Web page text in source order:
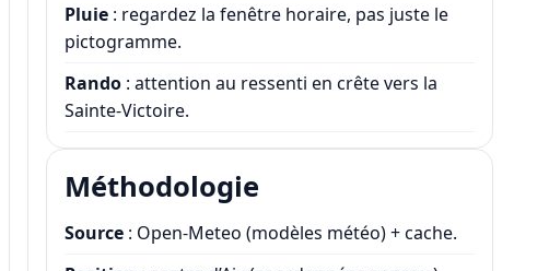
Pluie : regardez la fenêtre horaire, pas juste le
pictogramme.
Rando : attention au ressenti en crête vers la
Sainte-Victoire.
Méthodologie
Source : Open-Meteo (modèles météo) + cache.